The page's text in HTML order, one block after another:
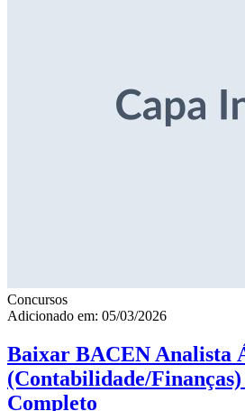
Concursos
Adicionado em: 05/03/2026
Baixar BACEN Analista
(Contabilidade/
Completo